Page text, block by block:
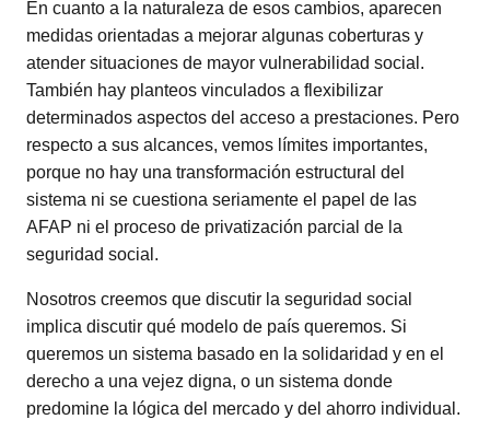
En cuanto a la naturaleza de esos cambios, aparecen
medidas orientadas a mejorar algunas coberturas y
atender situaciones de mayor vulnerabilidad social.
También hay planteos vinculados a flexibilizar
determinados aspectos del acceso a prestaciones. Pero
respecto a sus alcances, vemos límites importantes,
porque no hay una transformación estructural del
sistema ni se cuestiona seriamente el papel de las
AFAP ni el proceso de privatización parcial de la
seguridad social.
Nosotros creemos que discutir la seguridad social
implica discutir qué modelo de país queremos. Si
queremos un sistema basado en la solidaridad y en el
derecho a una vejez digna, o un sistema donde
predomine la lógica del mercado y del ahorro individual.